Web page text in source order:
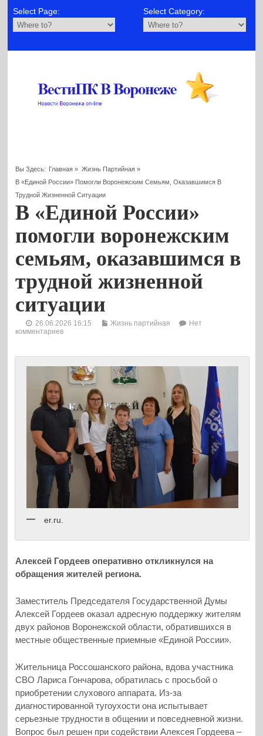
Select Page: Select Category:
Вы Здесь: Главная » Жизнь Партийная»
В «Единой России» Помогли Воронежским Семьям, Оказавшимся В
Трудной Жизненной Ситуации
В «Единой России»
помогли воронежским
семьям, оказавшимся в
трудной жизненной
ситуации
26.06.2026 16:15 Жизнь партийная
Нет
комментариев
er.ru.
Алексей Гордеев оперативно откликнулся на
обращения жителей региона.
Заместитель Председателя Государственной Думы
Алексей Гордеев оказал адресную поддержку жителям
двух районов Воронежской области, обратившихся в
местные общественные приемные «Единой России».
Жительница Россошанского района, вдова участника
СВО Лариса Гончарова, обратилась с просьбой о
приобретении слухового аппарата. Из-за
диагностированной тугоухости она испытывает
серьезные трудности в общении и повседневной жизни.
Вопрос был решен при содействии Алексея Гордеева –